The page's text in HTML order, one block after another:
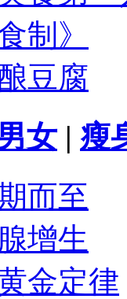
制》
豆腐
女 | 瘦
而至
增生
金定律